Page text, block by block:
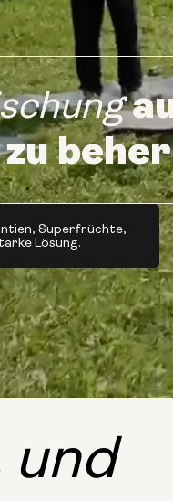
Superfrüchte,
Lösung.
und